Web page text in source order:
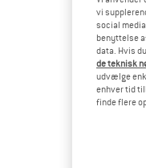
vi
social
benyttelse
data. Hvis
de teknisk
udvælge
enhver tid
finde flere